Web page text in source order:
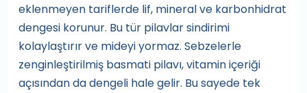
eklenmeyen tariflerde lif, mineral ve karbonhidrat
dengesi korunur. Bu tür pilavlar sindirimi
kolaylaştırır ve mideyi yormaz. Sebzelerle
zenginleştirilmiş basmati pilavı, vitamin içeriği
açısından da dengeli hale gelir. Bu sayede tek